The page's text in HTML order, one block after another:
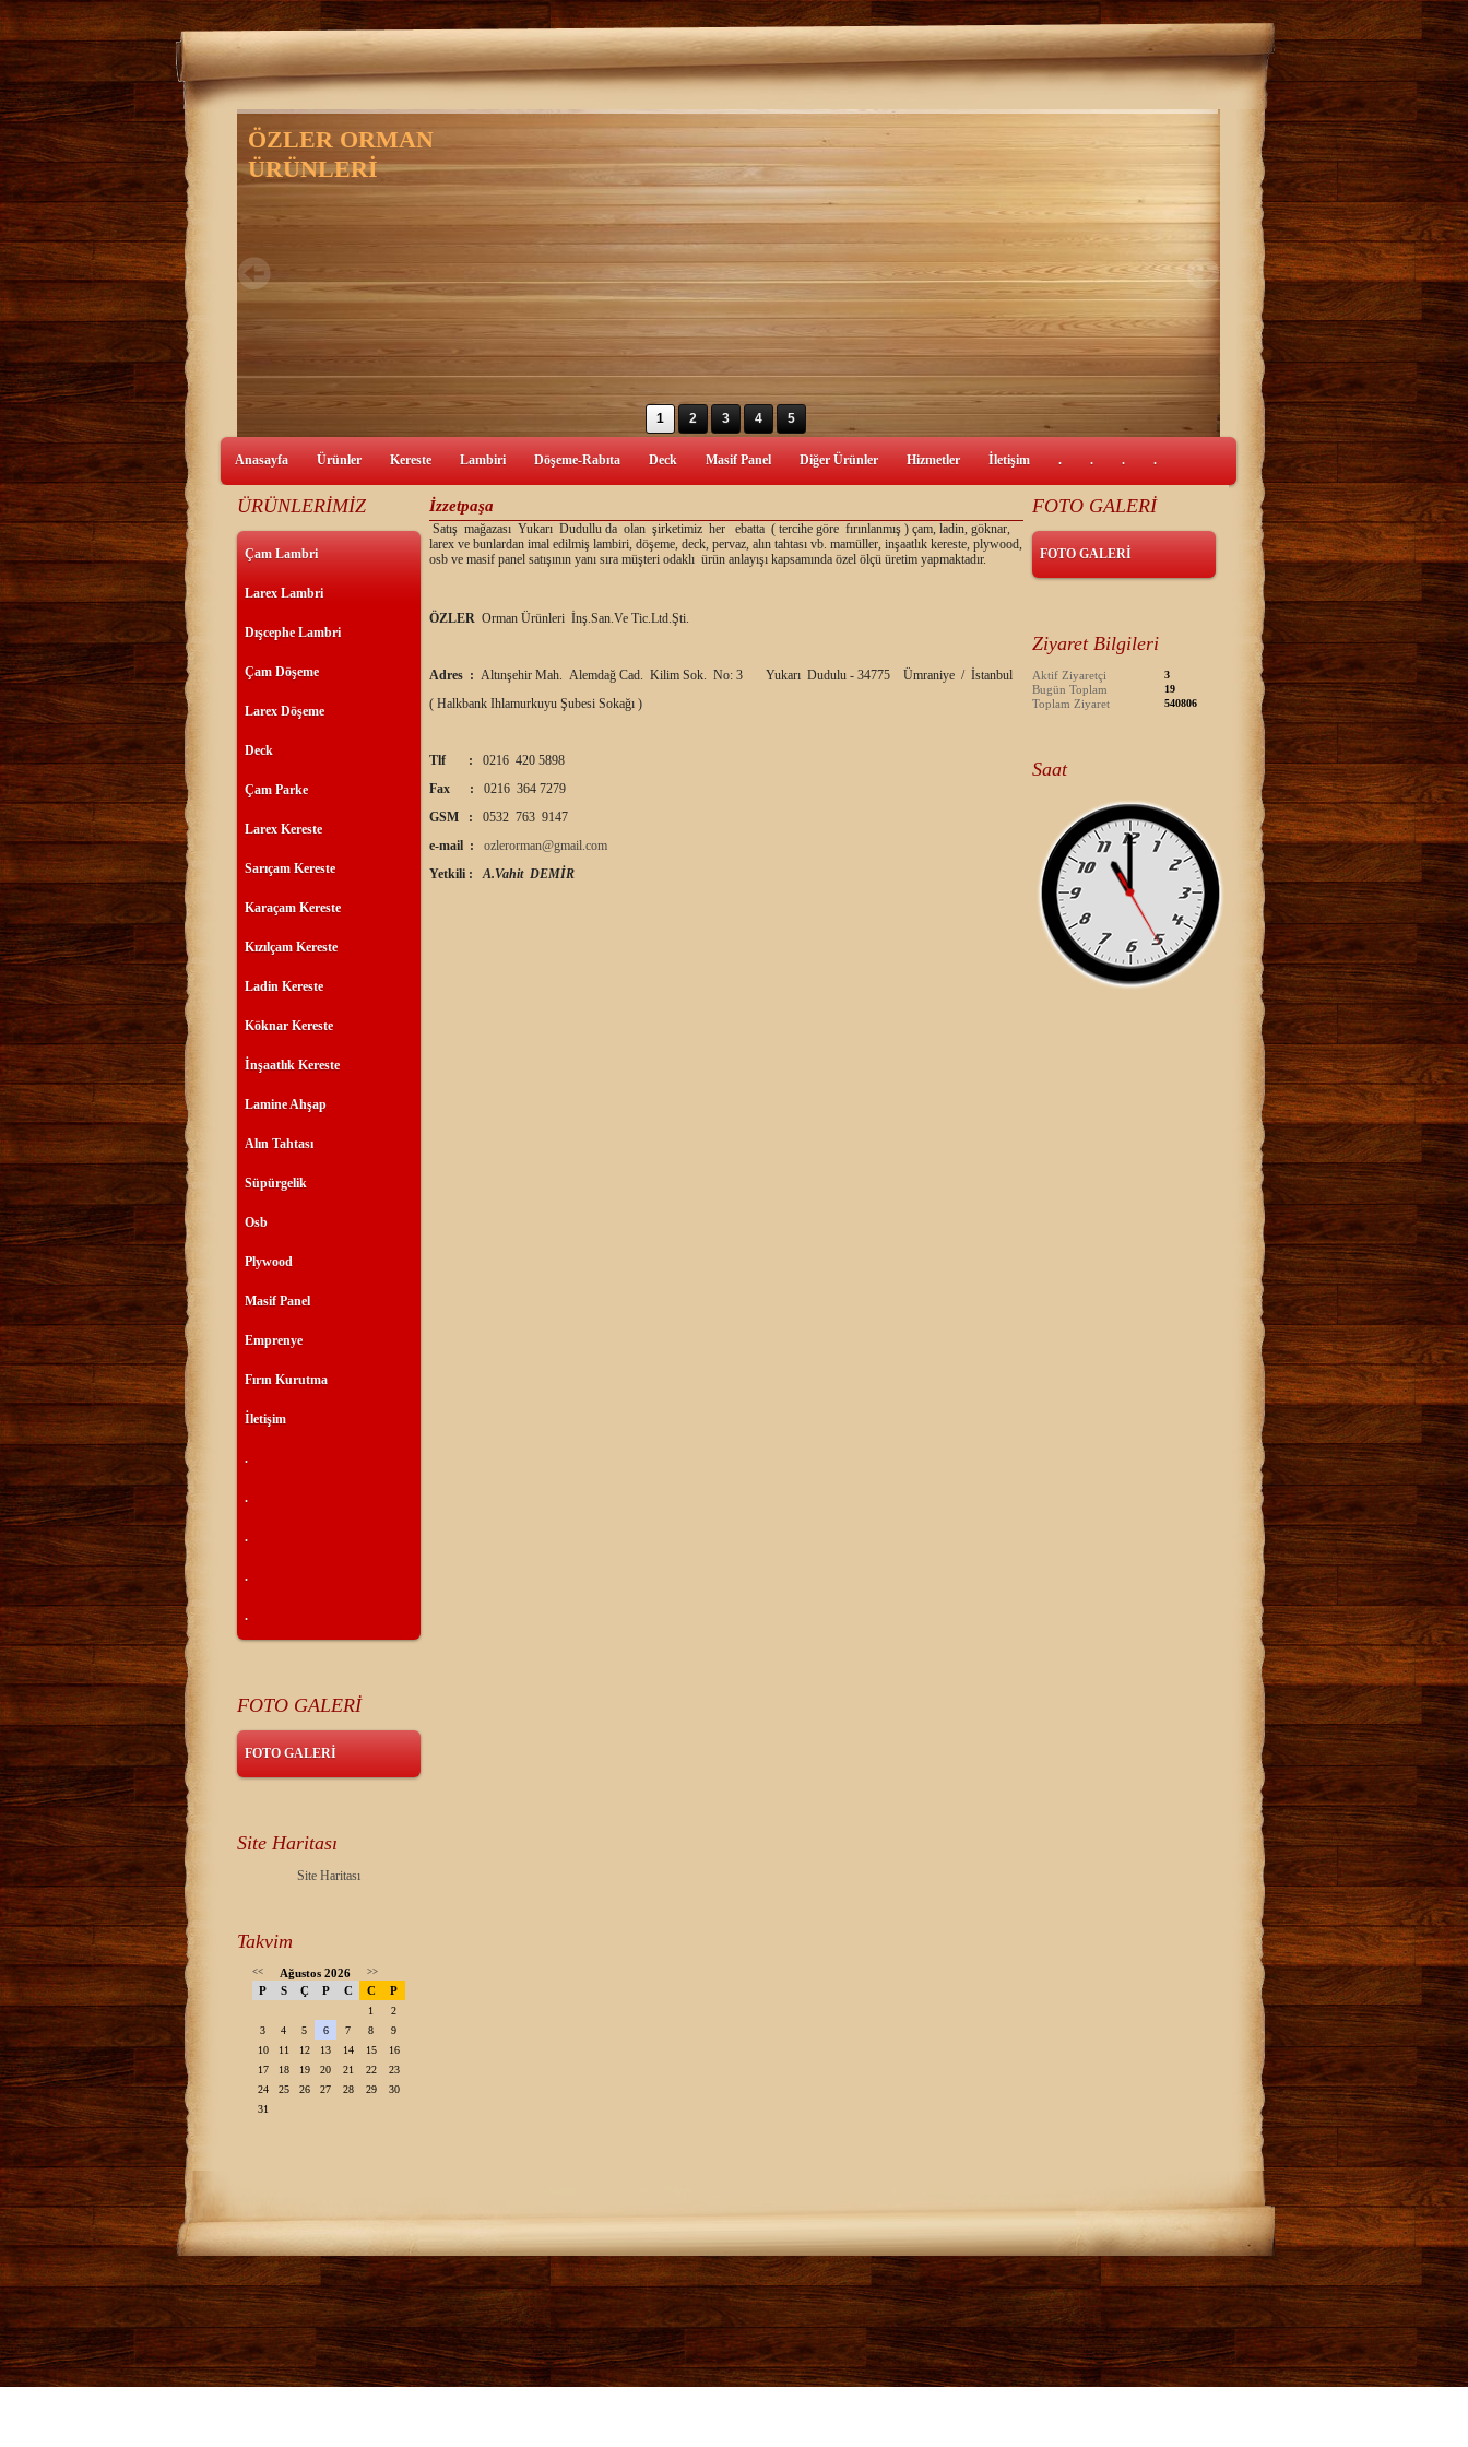
1 2 3 4 5
Anasayfa Ürünler Kereste Lambiri Döşeme-Rabıta Deck Masif Panel Diğer Ürünler Hizmetler İletişim . . . .
ÜRÜNLERİMİZ
Çam Lambri
Larex Lambri
Dışcephe Lambri
Çam Döşeme
Larex Döşeme
Deck
Çam Parke
Larex Kereste
Sarıçam Kereste
Karaçam Kereste
Kızılçam Kereste
Ladin Kereste
Köknar Kereste
İnşaatlık Kereste
Lamine Ahşap
Alın Tahtası
Süpürgelik
Osb
Plywood
Masif Panel
Emprenye
Fırın Kurutma
İletişim
.
.
.
.
.
FOTO GALERİ
FOTO GALERİ
Site Haritası
Site Haritası
Takvim
<< Ağustos 2026 >>
P S Ç P C C P
1
2
3
4 5 6 7 8
9
10
11 12 13 14 15
16
17
18 19 20 21 22
23
24
25 26 27 28 29
30
31
İzzetpaşa
Satış mağazası Yukarı Dudullu da olan şirketimiz her ebatta ( tercihe göre fırınlanmış ) çam, ladin, göknar,
larex ve bunlardan imal edilmiş lambiri, döşeme, deck, pervaz, alın tahtası vb. mamüller, inşaatlık kereste, plywood,
osb ve masif panel satışının yanı sıra müşteri odaklı ürün anlayışı kapsamında özel ölçü üretim yapmaktadır.
ÖZLER Orman Ürünleri İnş.San.Ve Tic.Ltd.Şti.
Adres : Altınşehir Mah. Alemdağ Cad. Kilim Sok. No: 3 Yukarı Dudulu - 34775 Ümraniye / İstanbul
( Halkbank Ihlamurkuyu Şubesi Sokağı )
Tlf :
0216 420 5898
Fax :
0216 364 7279
GSM :
0532 763 9147
e-mail :
ozlerorman@gmail.com
Yetkili :
A.Vahit DEMİR
FOTO GALERİ
FOTO GALERİ
Ziyaret Bilgileri
Aktif Ziyaretçi 3
Bugün Toplam 19
Toplam Ziyaret 540806
Saat